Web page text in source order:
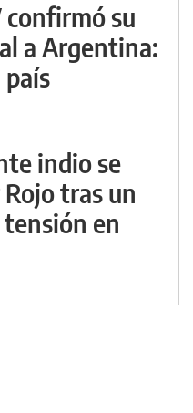
confirmó su
a Argentina:
indio se
tras un
en